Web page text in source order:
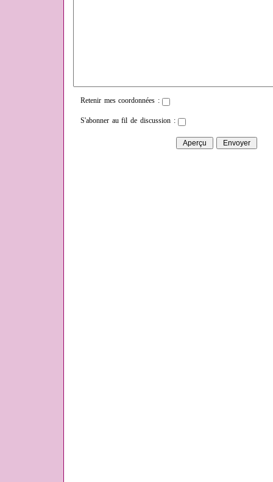
Retenir mes coordonnées :
S'abonner au fil de discussion :